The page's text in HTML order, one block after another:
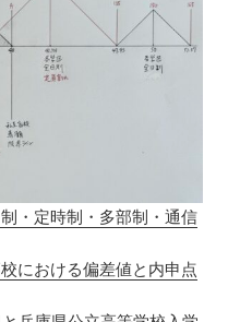
・定時制・多部制・通信
における偏差値と内申点